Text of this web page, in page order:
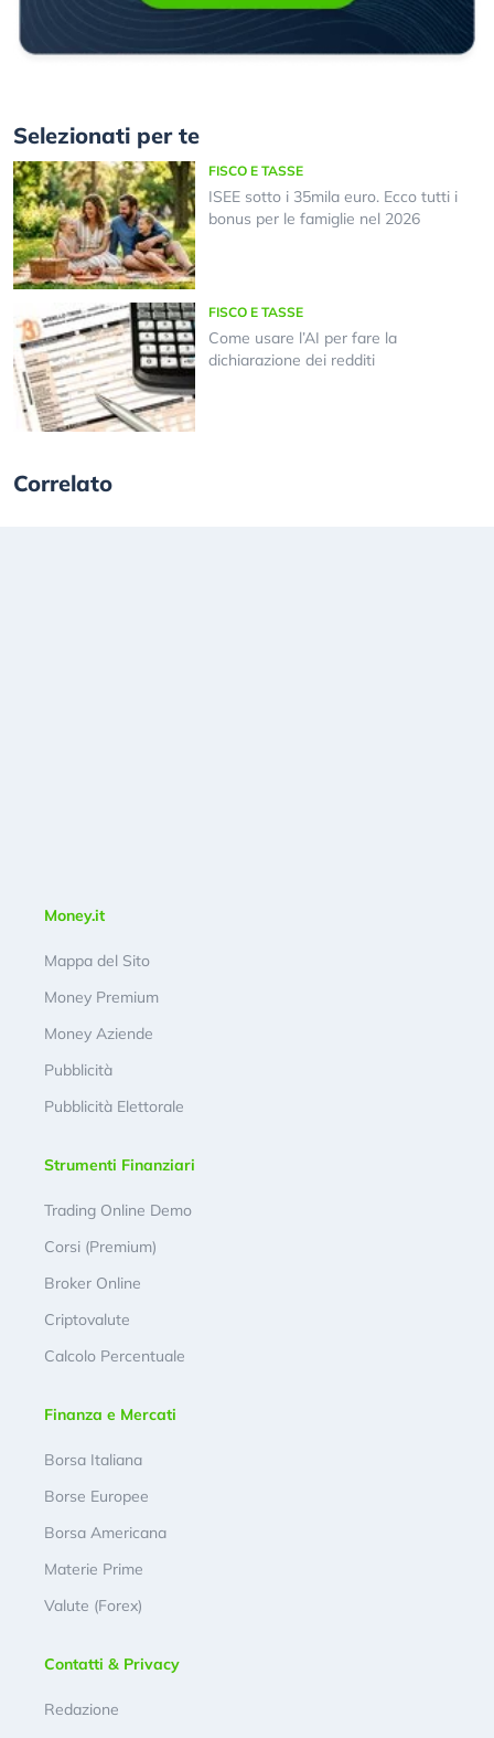
Selezionati per te
FISCO E TASSE
ISEE sotto i 35mila euro. Ecco tutti i
bonus per le famiglie nel 2026
FISCO E TASSE
Come usare l’AI per fare la
dichiarazione dei redditi
Correlato
Money.it
Mappa del Sito
Money Premium
Money Aziende
Pubblicità
Pubblicità Elettorale
Strumenti Finanziari
Trading Online Demo
Corsi (Premium)
Broker Online
Criptovalute
Calcolo Percentuale
Finanza e Mercati
Borsa Italiana
Borse Europee
Borsa Americana
Materie Prime
Valute (Forex)
Contatti & Privacy
Redazione